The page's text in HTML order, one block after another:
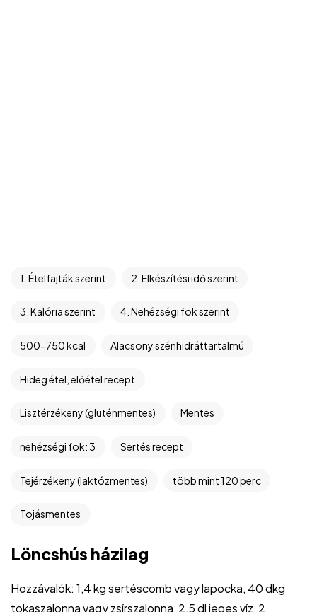
1. Ételfajták szerint 2. Elkészítési idő szerint
3. Kalória szerint 4. Nehézségi fok szerint
500-750 kcal Alacsony szénhidráttartalmú
Hideg étel, előétel recept
Lisztérzékeny (gluténmentes) Mentes
nehézségi fok: 3 Sertés recept
Tejérzékeny (laktózmentes) több mint 120 perc
Tojásmentes
Löncshús házilag
Hozzávalók: 1,4 kg sertéscomb vagy lapocka, 40 dkg
tokaszalonna vagy zsírszalonna, 2,5 dl jeges víz, 2
©2024 Hargitai György
Elállási nyilatkozat
Adatvédelmi tájékoztató
BeValid.hu